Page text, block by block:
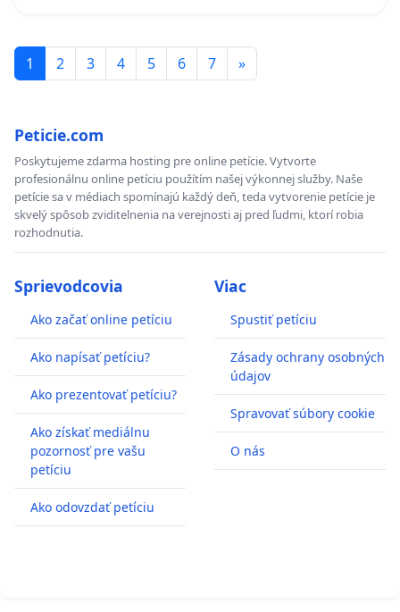
1 2 3 4 5 6 7 »
Peticie.com
Poskytujeme zdarma hosting pre online petície. Vytvorte
profesionálnu online petíciu použítím našej výkonnej služby. Naše
petície sa v médiach spomínajú každý deň, teda vytvorenie petície je
skvelý spôsob zviditelnenia na verejnosti aj pred ľudmi, ktorí robia
rozhodnutia.
Sprievodcovia
Ako začať online petíciu
Ako napísať petíciu?
Ako prezentovať petíciu?
Ako získať mediálnu
pozornosť pre vašu
petíciu
Ako odovzdať petíciu
Viac
Spustiť petíciu
Zásady ochrany osobných
údajov
Spravovať súbory cookie
O nás